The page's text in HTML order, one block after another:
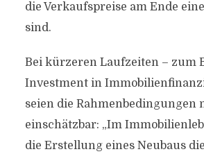
die Verkaufspreise am Ende
sind.
Bei kürzeren Laufzeiten – zum
Investment in
seien die Rahmenbedingungen
einschätzbar: „Im
die Erstellung eines Neubaus